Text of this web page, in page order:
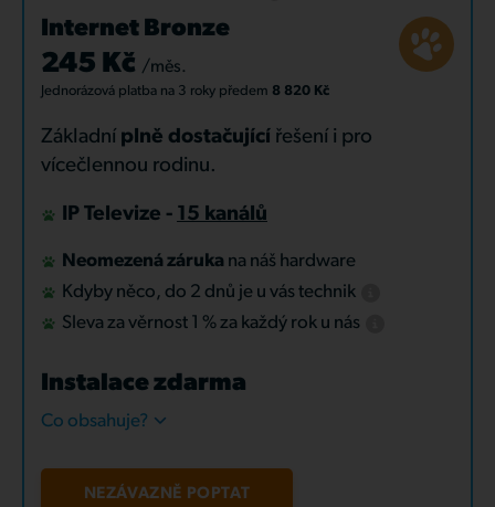
Internet Bronze
245 Kč /měs.
Jednorázová platba na 3 roky předem 8 820 Kč
Základní plně dostačující řešení i pro
vícečlennou rodinu.
IP Televize - 15 kanálů
Neomezená záruka na náš hardware
Kdyby něco, do 2 dnů je u vás technik
Sleva za věrnost 1 % za každý rok u nás
Instalace zdarma
Co obsahuje?
NEZÁVAZNĚ POPTAT